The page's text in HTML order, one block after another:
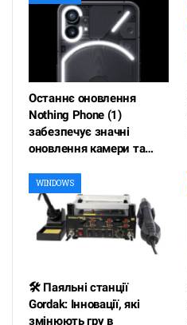
Останнє оновлення
Nothing Phone (1)
забезпечує значні
оновлення камери та…
WINDOWS
🛠️ Паяльні станції
Gordak: Інновації, які
змінюють гру в